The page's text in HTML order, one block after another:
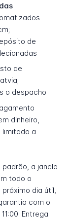
de
de
o despacho
dinheiro,
limitado a
a janela
todo o
dia útil,
com o
Entrega